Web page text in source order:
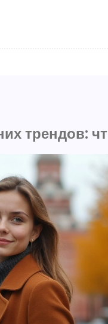
трендов: